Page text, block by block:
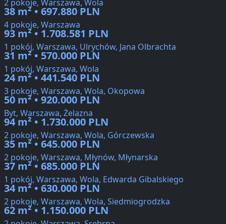
2 pokoje, Warszawa, Wola
38 m² • 697.880 PLN
4 pokoje, Warszawa
93 m² • 1.708.581 PLN
1 pokój, Warszawa, Ulrychów, Jana Olbrachta
31 m² • 570.000 PLN
1 pokój, Warszawa, Wola
24 m² • 441.540 PLN
3 pokoje, Warszawa, Wola, Okopowa
50 m² • 920.000 PLN
Byt, Warszawa, Żelazna
94 m² • 1.730.000 PLN
2 pokoje, Warszawa, Wola, Górczewska
35 m² • 645.000 PLN
2 pokoje, Warszawa, Młynów, Młynarska
37 m² • 685.000 PLN
1 pokój, Warszawa, Wola, Edwarda Gibalskiego
34 m² • 630.000 PLN
2 pokoje, Warszawa, Wola, Siedmiogrodzka
62 m² • 1.150.000 PLN